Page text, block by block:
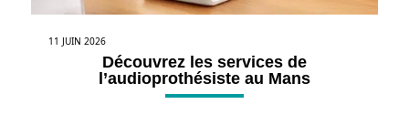
11 JUIN 2026
Découvrez les services de
l’audioprothésiste au Mans